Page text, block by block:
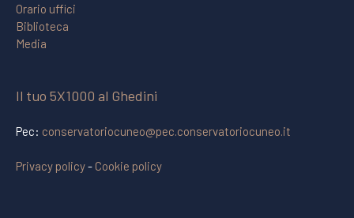
Orario uffici
Biblioteca
Media
Il tuo 5X1000 al Ghedini
Pec: conservatoriocuneo@pec.conservatoriocuneo.it
Privacy policy- Cookie policy